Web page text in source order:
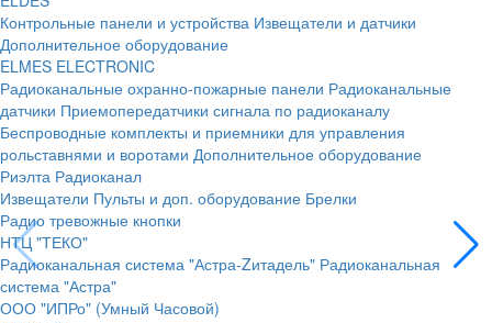
Контрольные панели и устройства Извещатели и датчики
Дополнительное оборудование
ELMES ELECTRONIC
Радиоканальные охранно-пожарные панели Радиоканальные
датчики Приемопередатчики сигнала по радиоканалу
Беспроводные комплекты и приемники для управления
рольставнями и воротами Дополнительное оборудование
Риэлта Радиоканал
Извещатели Пульты и доп. оборудование Брелки
Радио тревожные кнопки
НТЦ "ТЕКО"
Радиоканальная система "Астра-Zитадель" Радиоканальная
система "Астра"
ООО "ИПРо" (Умный Часовой)